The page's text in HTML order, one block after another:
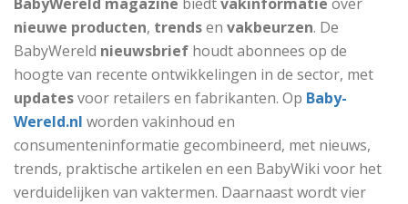
BabyWereld magazine biedtvakinformatie over
nieuwe producten, trendsen vakbeurzen. De
BabyWereld nieuwsbrief houdt abonnees op de
hoogte van recente ontwikkelingen in de sector, met
updatesvoor retailers en fabrikanten. Op Baby-
Wereld.nl worden vakinhoud en
consumenteninformatie gecombineerd, met nieuws,
trends, praktische artikelen en een BabyWiki voor het
verduidelijken van vaktermen. Daarnaast wordt vier